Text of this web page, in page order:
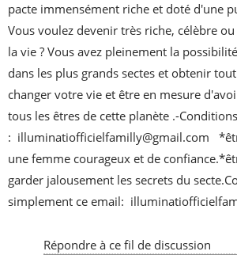
pacte immensément riche et doté d'une
Vous voulez devenir très riche, célèbre
la vie ? Vous avez pleinement la
dans les plus grands sectes et obtenir
changer votre vie et être en mesure
tous les êtres de cette planète .-
:  illuminatiofficielfamilly@gmail.com
une femme courageux et de
garder jalousement les secrets du
simplement ce email:
Répondre à ce fil de discussion